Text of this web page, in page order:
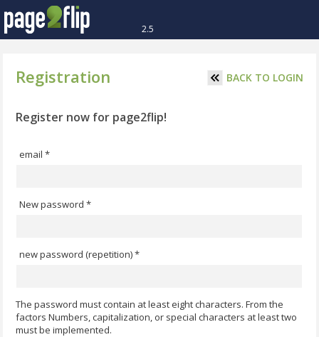
2.5
Registration BACK TO LOGIN
Register now for page2flip!
email *
New password *
new password (repetition) *
The password must contain at least eight characters. From the
factors Numbers, capitalization, or special characters at least two
must be implemented.